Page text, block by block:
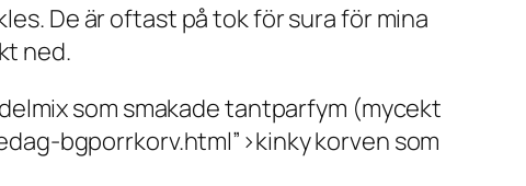
De är oftast på tok för sura för mina
ned.
som smakade tantparfym (mycekt
bgporrkorv.html”>kinky korven som